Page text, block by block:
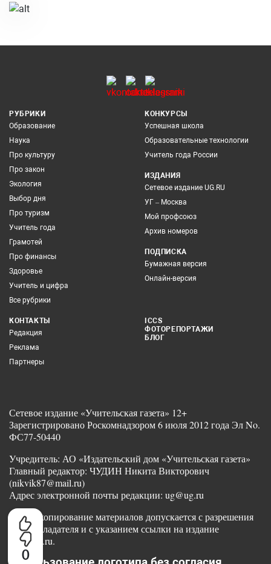
0
РУБРИКИ
Образование
Наука
Про культуру
Про закон
Экология
Выбор дня
Про туризм
Учитель года
Грамотей
Про финансы
Здоровье
Учитель и цифра
Все рубрики
КОНКУРСЫ
Успешная школа
Образовательные технологии
Учитель года России
ИЗДАНИЯ
Сетевое издание UG.RU
УГ – Москва
Мой профсоюз
Архив номеров
ПОДПИСКА
Бумажная версия
Онлайн-версия
КОНТАКТЫ
Редакция
Реклама
Партнеры
ICCS
ФОТОРЕПОРТАЖИ
БЛОГ
Сетевое издание «Учительская газета» 12+
Зарегистрировано Роскомнадзором 6 июля 2012 года Эл No.
ФС77-50440
Учредитель: АО «Издательский дом «Учительская газета»
Главный редактор: ЧУДИН Никита Викторович
(nikvik87@mail.ru)
Адрес электронной почты редакции: ug@ug.ru
Любое копирование материалов допускается с разрешения
правообладателя и с указанием ссылки на издание
www.ug.ru.